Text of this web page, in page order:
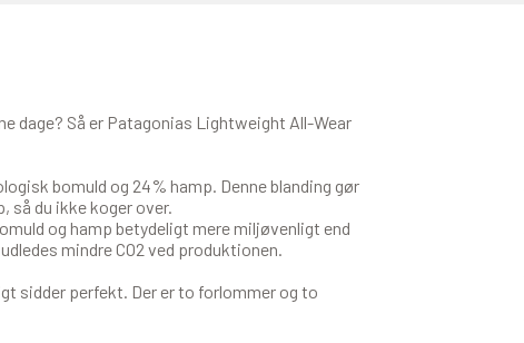
dage? Så er Patagonias Lightweight All-Wear
bomuld og 24% hamp. Denne blanding gør
du ikke koger over.
og hamp betydeligt mere miljøvenligt end
mindre CO2 ved produktionen.
sidder perfekt. Der er to forlommer og to